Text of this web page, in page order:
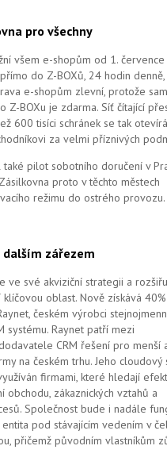
pro všechny
všem e-shopům od 1. července
do Z-BOXů, 24 hodin denně,
e-shopům zlevní, protože
Z-BOXu je zdarma. Síť čítající
600 tisíci schránek se tak
za velmi příznivých
také pilot sobotního doručení v
proto v těchto městech
režimu do ostrého provozu.
dalším zářezem
ve své akviziční strategii a
oblast. Nově získává
českém výrobci
systému. Raynet patří mezi
CRM řešení pro menší
na českém trhu. Jeho cloudový
firmami, které hledají
obchodu, zákaznických vztahů a
Společnost bude i nadále
entita pod stávajícím vedením v
přičemž původním vlastníkům